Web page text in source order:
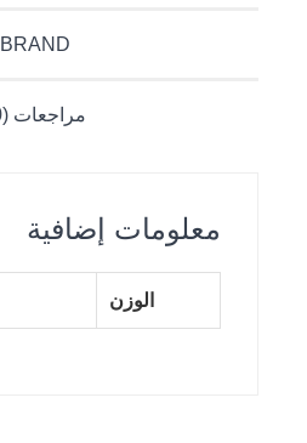
BRAND
مراجعات (0)
معلومات إضافية
الوزن